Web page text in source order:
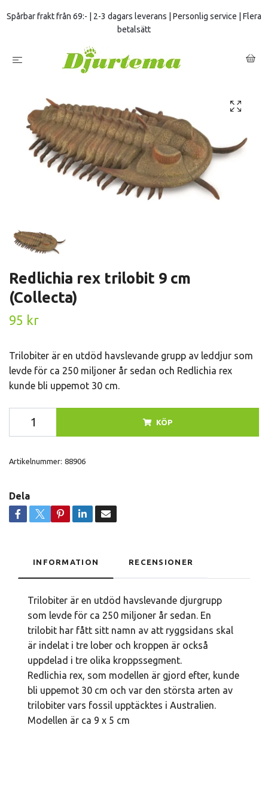
Spårbar frakt från 69:- | 2-3 dagars leverans | Personlig service | Flera
betalsätt
Redlichia rex trilobit 9 cm
(Collecta)
95 kr
Trilobiter är en utdöd havslevande grupp av leddjur som
levde för ca 250 miljoner år sedan och Redlichia rex
kunde bli uppemot 30 cm.
KÖP
Artikelnummer: 88906
Dela
INFORMATION RECENSIONER
Trilobiter är en utdöd havslevande djurgrupp
som levde för ca 250 miljoner år sedan. En
trilobit har fått sitt namn av att ryggsidans skal
är indelat i tre lober och kroppen är också
uppdelad i tre olika kroppssegment.
Redlichia rex, som modellen är gjord efter, kunde
bli uppemot 30 cm och var den största arten av
trilobiter vars fossil upptäcktes i Australien.
Modellen är ca 9 x 5 cm